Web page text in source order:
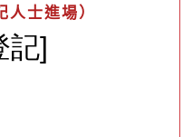
人士進場）